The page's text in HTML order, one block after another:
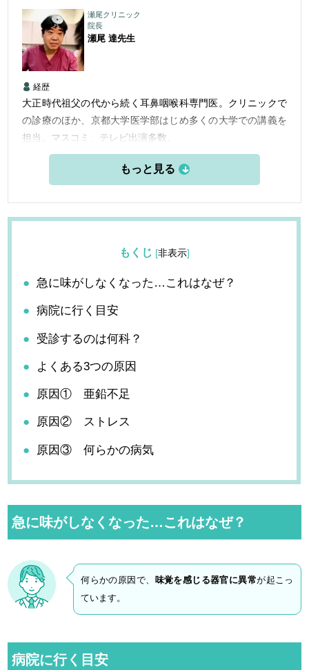
瀬尾クリニック
院長
瀬尾 達先生
経歴
大正時代祖父の代から続く耳鼻咽喉科専門医。クリニックで
の診療のほか、京都大学医学部はじめ多くの大学での講義を
担当。マスコミ、テレビ出演多数。
平成12年瀬尾クリニック開設し、院長、理事長。
京都大学医学部講師、兵庫医科大学講師、大阪歯科大学講師
もくじ [非表示]
急に味がしなくなった…これはなぜ？
病院に行く目安
受診するのは何科？
よくある3つの原因
原因① 亜鉛不足
原因② ストレス
原因③ 何らかの病気
急に味がしなくなった…これはなぜ？
何らかの原因で、 味覚を感じる器官に異常が起こっ
ています。
病院に行く目安